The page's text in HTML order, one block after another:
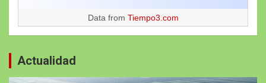
Data from Tiempo3.com
Actualidad